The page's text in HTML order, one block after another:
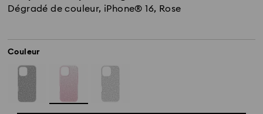
Dégradé de couleur, iPhone® 16, Rose
Couleur